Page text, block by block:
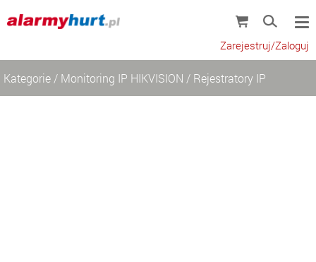
Zarejestruj/Zaloguj
Kategorie / Monitoring IP HIKVISION / Rejestratory IP